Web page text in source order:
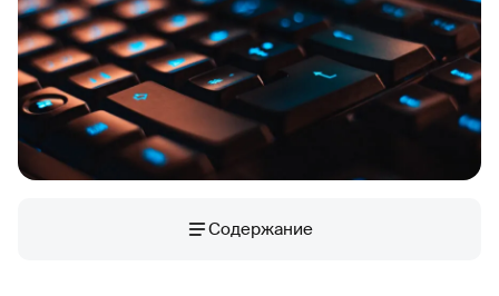
Содержание